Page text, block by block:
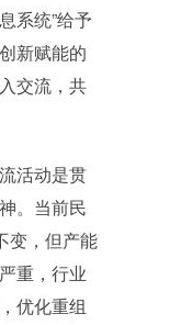
系统”给予
新赋能的
交流，共
活动是贯
。当前民
变，但产能
重，行业
优化重组